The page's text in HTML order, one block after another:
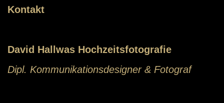
Kontakt
David Hallwas Hochzeitsfotografie
Dipl. Kommunikationsdesigner & Fotograf